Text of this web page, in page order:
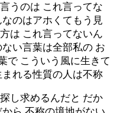
うのは これ言ってな
のはアホくてもう見
は これ言ってないん
い言葉は全部私の お
で こういう風に生きて
れる性質の人は不称
し求めるんだと だか